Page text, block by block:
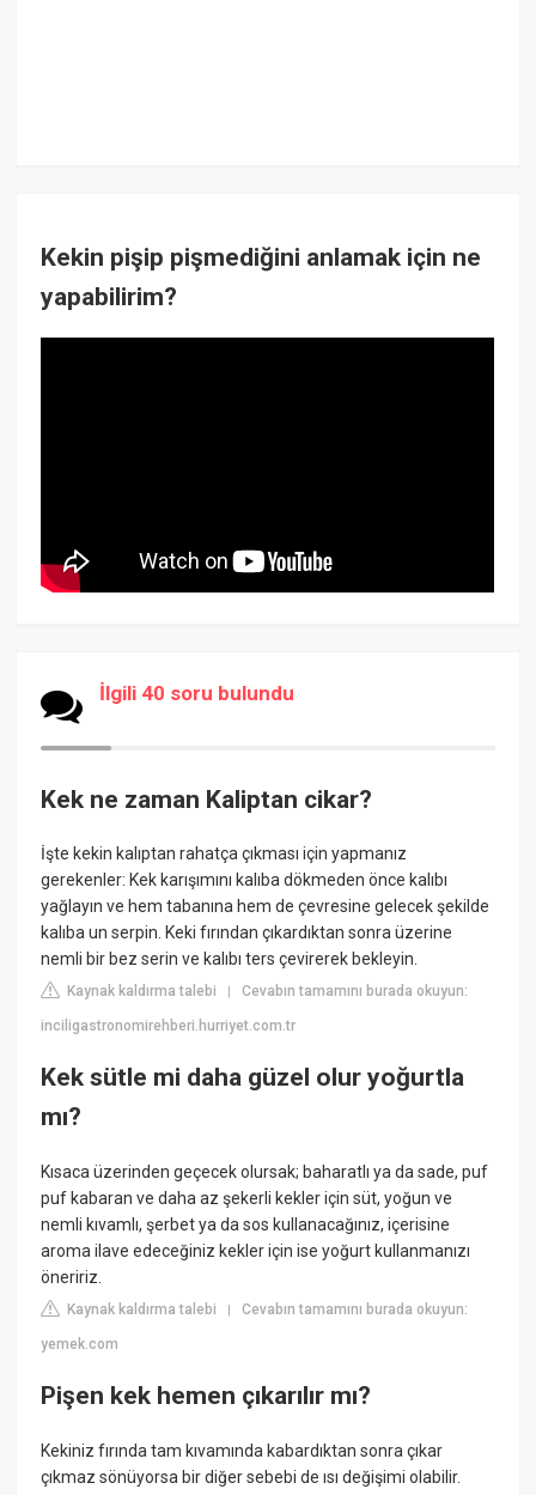
Kekin pişip pişmediğini anlamak için ne
yapabilirim?
İlgili 40 soru bulundu
Kek ne zaman Kaliptan cikar?
İşte kekin kalıptan rahatça çıkması için yapmanız
gerekenler: Kek karışımını kalıba dökmeden önce kalıbı
yağlayın ve hem tabanına hem de çevresine gelecek şekilde
kalıba un serpin. Keki fırından çıkardıktan sonra üzerine
nemli bir bez serin ve kalıbı ters çevirerek bekleyin.
Kaynak kaldırma talebi |Cevabın tamamını burada okuyun:
inciligastronomirehberi.hurriyet.com.tr
Kek sütle mi daha güzel olur yoğurtla
mı?
Kısaca üzerinden geçecek olursak; baharatlı ya da sade, puf
puf kabaran ve daha az şekerli kekler için süt, yoğun ve
nemli kıvamlı, şerbet ya da sos kullanacağınız, içerisine
aroma ilave edeceğiniz kekler için ise yoğurt kullanmanızı
öneririz.
Kaynak kaldırma talebi |Cevabın tamamını burada okuyun:
yemek.com
Pişen kek hemen çıkarılır mı?
Kekiniz fırında tam kıvamında kabardıktan sonra çıkar
çıkmaz sönüyorsa bir diğer sebebi de ısı değişimi olabilir.